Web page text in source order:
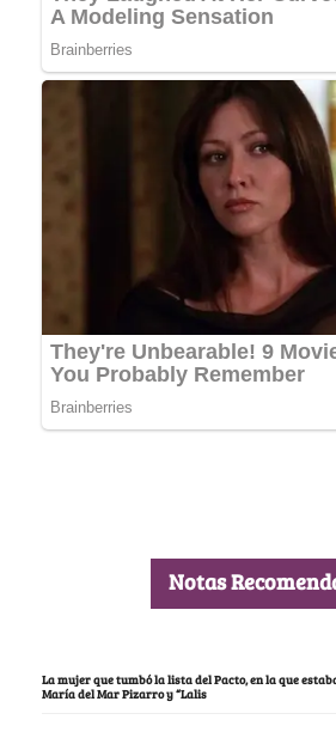
Notas
La mujer que tumbó la lista del Pacto, en la que
María del Mar Pizarro y “Lalis